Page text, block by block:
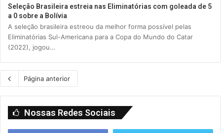
Seleção Brasileira estreia nas Eliminatórias com goleada de 5
a 0 sobre a Bolívia
A seleção brasileira estreou da melhor forma possível pelas
Eliminatórias Sul-Americana para a Copa do Mundo do Catar
(2022), jogou…
Página anterior
Nossas Redes Sociais